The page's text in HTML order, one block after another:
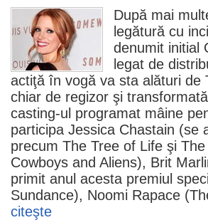
După mai
legătură cu
denumit initial
legat de
actiţă în vogă va sta alături de
chiar de regizor şi
casting-ul programat mâine
participa Jessica Chastain (se
precum The Tree of Life şi
Cowboys and Aliens), Brit
primit anul acesta premiul
Sundance), Noomi Rapace
citeşte